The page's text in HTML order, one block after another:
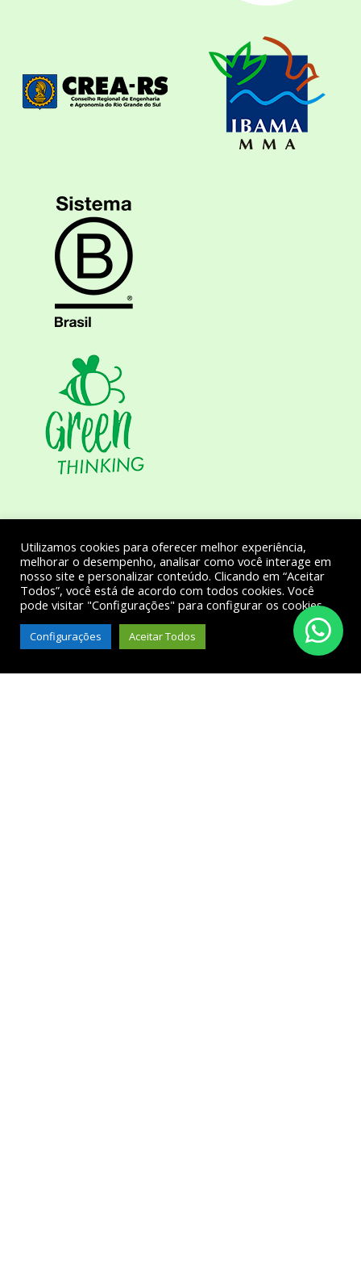
Utilizamos cookies para oferecer melhor experiência,
melhorar o desempenho, analisar como você interage em
nosso site e personalizar conteúdo. Clicando em “Aceitar
Todos”, você está de acordo com todos cookies. Você
pode visitar "Configurações" para configurar os cookies.
Configurações Aceitar Todos